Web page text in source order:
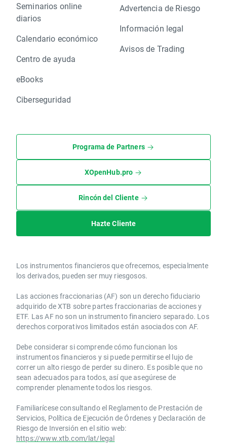
Seminarios online
diarios
Calendario económico
Centro de ayuda
eBooks
Ciberseguridad
Advertencia de Riesgo
Información legal
Avisos de Trading
Programa de Partners
XOpenHub.pro
Rincón del Cliente
Hazte Cliente
Los instrumentos financieros que ofrecemos, especialmente
los derivados, pueden ser muy riesgosos.
Las acciones fraccionarias (AF) son un derecho fiduciario
adquirido de XTB sobre partes fraccionarias de acciones y
ETF. Las AF no son un instrumento financiero separado. Los
derechos corporativos limitados están asociados con AF.
Debe considerar si comprende cómo funcionan los
instrumentos financieros y si puede permitirse el lujo de
correr un alto riesgo de perder su dinero. Es posible que no
sean adecuados para todos, así que asegúrese de
comprender plenamente todos los riesgos.
Familiarícese consultando el Reglamento de Prestación de
Servicios, Política de Ejecución de Órdenes y Declaración de
Riesgo de Inversión en el sitio web:
https://www.xtb.com/lat/legal